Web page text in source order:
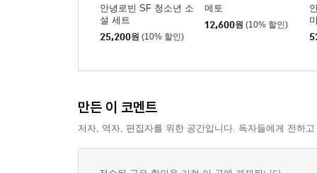
안녕로빈 SF 청소년 소
설 세트
25,200원 (10% 할인)
메토
12,600원 (10% 할인)
만든 이 코멘트
저자, 역자, 편집자를 위한 공간입니다. 독자들에게 전하